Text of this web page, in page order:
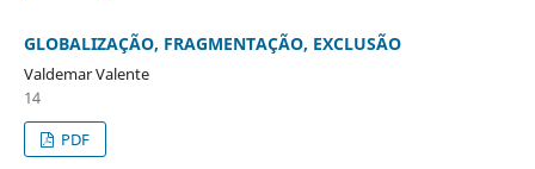
GLOBALIZAÇÃO, FRAGMENTAÇÃO, EXCLUSÃO
Valdemar Valente
14
PDF